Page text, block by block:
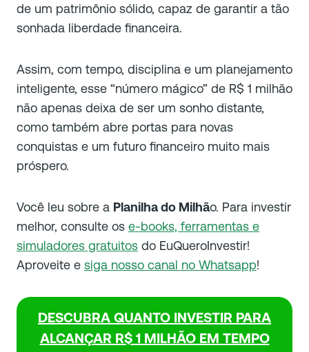
de um patrimônio sólido, capaz de garantir a tão
sonhada liberdade financeira.
Assim, com tempo, disciplina e um planejamento
inteligente, esse “número mágico” de R$ 1 milhão
não apenas deixa de ser um sonho distante,
como também abre portas para novas
conquistas e um futuro financeiro muito mais
próspero.
Você leu sobre a Planilha do Milhão. Para investir
melhor, consulte os e-books, ferramentas e
simuladores gratuitos do EuQueroInvestir!
Aproveite e siga nosso canal no Whatsapp!
DESCUBRA QUANTO INVESTIR PARA
ALCANÇAR R$ 1 MILHÃO EM TEMPO